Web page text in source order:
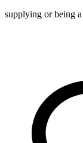
supplying or being